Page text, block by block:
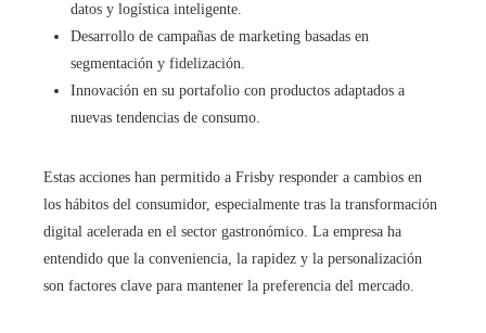
datos y logística inteligente.
Desarrollo de campañas de marketing basadas en
segmentación y fidelización.
Innovación en su portafolio con productos adaptados a
nuevas tendencias de consumo.
Estas acciones han permitido a Frisby responder a cambios en
los hábitos del consumidor, especialmente tras la transformación
digital acelerada en el sector gastronómico. La empresa ha
entendido que la conveniencia, la rapidez y la personalización
son factores clave para mantener la preferencia del mercado.